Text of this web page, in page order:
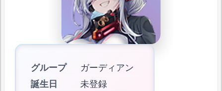
グループ
ガーディアン
誕生日
未登録